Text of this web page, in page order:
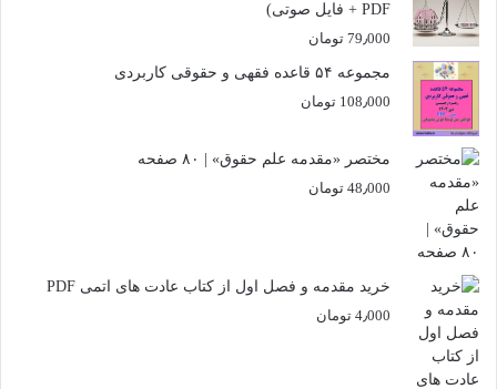
PDF + فایل صوتی)
79٫000 تومان
مجموعه ۵۴ قاعده فقهی و حقوقی کاربردی
108٫000 تومان
مختصر «مقدمه علم حقوق» | ۸۰ صفحه
48٫000 تومان
خرید مقدمه و فصل اول از کتاب عادت های اتمی PDF
4٫000 تومان